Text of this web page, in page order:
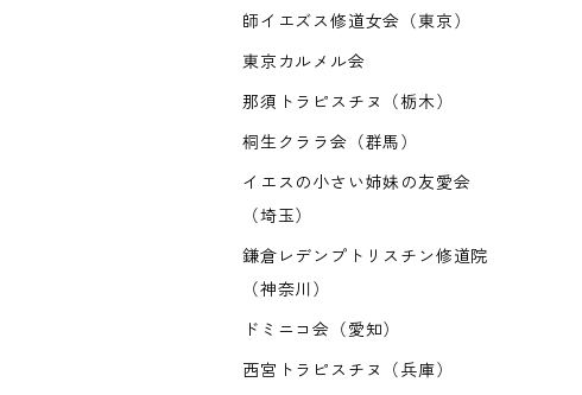
師イエズス修道女会（東京）
東京カルメル会
那須トラピスチヌ（栃木）
桐生クララ会（群馬）
イエスの小さい姉妹の友愛会
（埼玉）
鎌倉レデンプトリスチン修道院
（神奈川）
ドミニコ会（愛知）
西宮トラピスチヌ（兵庫）